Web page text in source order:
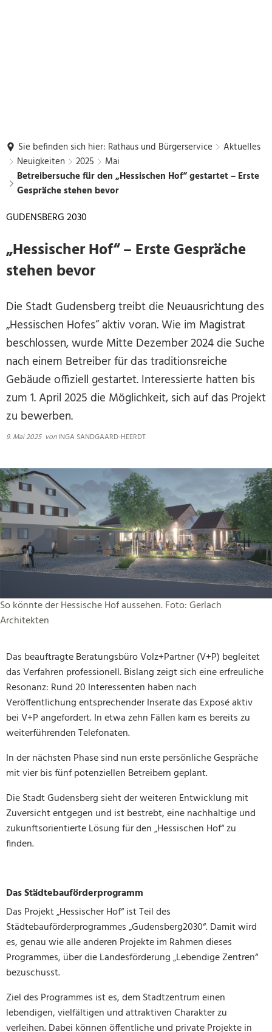
Sie befinden sich hier: Rathaus und Bürgerservice
Aktuelles
Neuigkeiten
2025
Mai
Betreibersuche für den „Hessischen Hof“ gestartet – Erste
Gespräche stehen bevor
GUDENSBERG 2030
„Hessischer Hof“ – Erste Gespräche
stehen bevor
Die Stadt Gudensberg treibt die Neuausrichtung des
„Hessischen Hofes“ aktiv voran. Wie im Magistrat
beschlossen, wurde Mitte Dezember 2024 die Suche
nach einem Betreiber für das traditionsreiche
Gebäude offiziell gestartet. Interessierte hatten bis
zum 1. April 2025 die Möglichkeit, sich auf das Projekt
zu bewerben.
9. Mai 2025 vonINGA SANDGAARD-HEERDT
So könnte der Hessische Hof aussehen. Foto: Gerlach
Architekten
Das beauftragte Beratungsbüro Volz+Partner (V+P) begleitet
das Verfahren professionell. Bislang zeigt sich eine erfreuliche
Resonanz: Rund 20 Interessenten haben nach
Veröffentlichung entsprechender Inserate das Exposé aktiv
bei V+P angefordert. In etwa zehn Fällen kam es bereits zu
weiterführenden Telefonaten.
In der nächsten Phase sind nun erste persönliche Gespräche
mit vier bis fünf potenziellen Betreibern geplant.
Die Stadt Gudensberg sieht der weiteren Entwicklung mit
Zuversicht entgegen und ist bestrebt, eine nachhaltige und
zukunftsorientierte Lösung für den „Hessischen Hof“ zu
finden.
Das Städtebauförderprogramm
Das Projekt „Hessischer Hof“ ist Teil des
Städtebauförderprogrammes „Gudensberg2030“. Damit wird
es, genau wie alle anderen Projekte im Rahmen dieses
Programmes, über die Landesförderung „Lebendige Zentren“
bezuschusst.
Ziel des Programmes ist es, dem Stadtzentrum einen
lebendigen, vielfältigen und attraktiven Charakter zu
verleihen. Dabei können öffentliche und private Projekte in